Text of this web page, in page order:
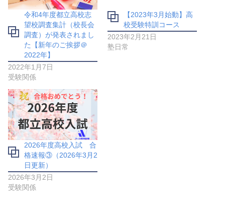
令和4年度都立高校志
望校調査集計（校長会
調査）が発表されまし
た【新年のご挨拶＠
2022年】
2022年1月7日
受験関係
【2023年3月始動】高
校受験特訓コース
2023年2月21日
塾日常
2026年度高校入試 合
格速報③（2026年3月2
日更新）
2026年3月2日
受験関係